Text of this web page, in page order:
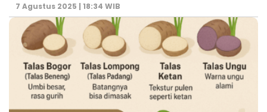
7 Agustus 2025 | 18:34 WIB